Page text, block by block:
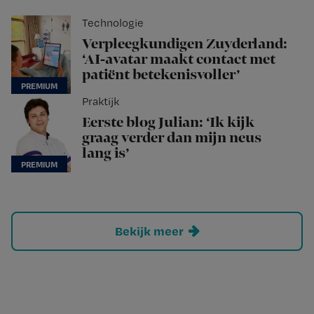
Technologie
Verpleegkundigen Zuyderland:
‘AI-avatar maakt contact met
patiënt betekenisvoller’
Praktijk
Eerste blog Julian: ‘Ik kijk
graag verder dan mijn neus
lang is’
Bekijk meer